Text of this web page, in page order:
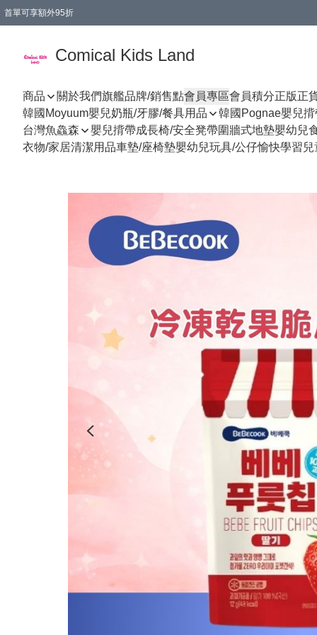
首單可享額外95折
Comical Kids Land
商品 關於我們旗艦品牌/銷售點會員專區會員積分正版正
韓國Moyuum嬰兒奶瓶/牙膠/餐具用品
韓國Pognae嬰兒揹
台灣魚鱻森
嬰兒揹帶成長椅/安全凳帶圍牆式地墊嬰幼兒
衣物/家居清潔用品車墊/座椅墊嬰幼兒玩具/公仔愉快學習